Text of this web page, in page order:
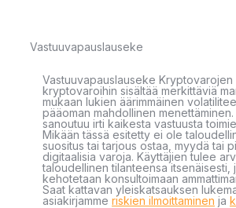
Vastuuvapauslauseke
Vastuuvapauslauseke Kryptovarojen
kryptovaroihin sisältää merkittäviä
mukaan lukien äärimmäinen
pääoman mahdollinen menettäminen.
sanoutuu irti kaikesta vastuusta
Mikään tässä esitetty ei ole
suositus tai tarjous ostaa, myydä tai
digitaalisia varoja. Käyttäjien tulee
taloudellinen tilanteensa itsenäisesti,
kehotetaan konsultoimaan
Saat kattavan yleiskatsauksen
asiakirjamme riskien ilmoittaminen ja